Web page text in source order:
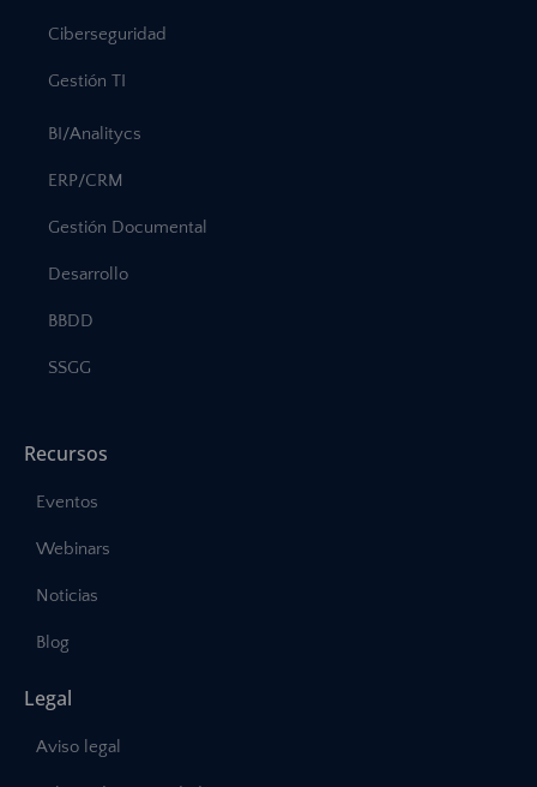
Ciberseguridad
Gestión TI
BI/Analitycs
ERP/CRM
Gestión Documental
Desarrollo
BBDD
SSGG
Recursos
Eventos
Webinars
Noticias
Blog
Legal
Aviso legal